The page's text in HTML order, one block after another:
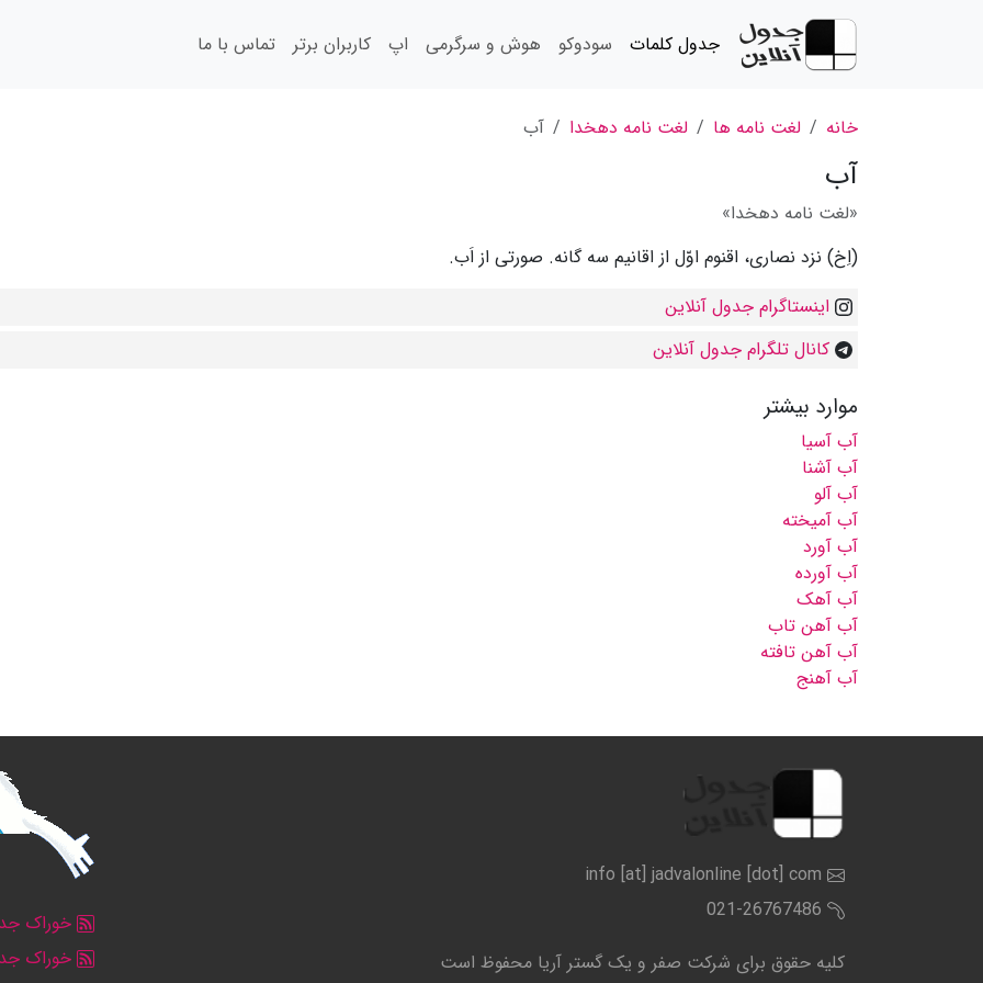
جدول کلمات سودوکو هوش و سرگرمی اپ کاربران برتر تماس با ما
خانه لغت نامه ها لغت نامه دهخدا آب
آب
«لغت نامه دهخدا»
(اِخ) نزد نصاری، اقنوم اوّل از اقانیم سه گانه. صورتی از اَب.
اینستاگرام جدول آنلاین
کانال تلگرام جدول آنلاین
موارد بیشتر
آب آسیا
آب آشنا
آب آلو
آب آمیخته
آب آورد
آب آورده
آب آهک
آب آهن تاب
آب آهن تافته
آب آهنج
info [at] jadvalonline [dot] com
021-26767486
کلیه حقوق برای شرکت صفر و یک گستر آریا محفوظ است
خوراک
خوراک